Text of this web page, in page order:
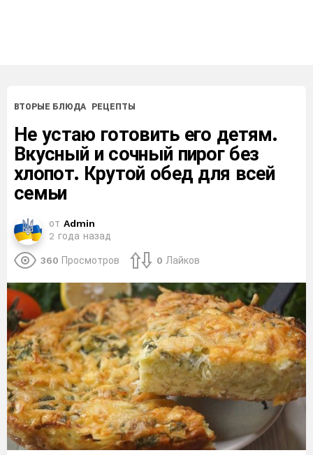
ВТОРЫЕ БЛЮДА РЕЦЕПТЫ
Не устаю готовить его детям.
Вкусный и сочный пирог без
хлопот. Крутой обед для всей
семьи
от Admin
2 года назад
360 Просмотров 0 Лайков